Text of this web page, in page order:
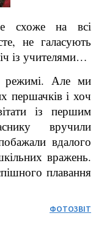
схоже на всі
не галасують
із учителями…
режимі. Але ми
першачків і хоч
із першим
вручили
вдалого
вражень.
плавання
ФОТОЗВІТ